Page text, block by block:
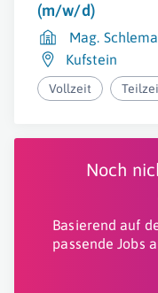
(m/w/d)
Mag.
Kufstein
Vollzeit
Noch
Basierend auf
passende Jobs